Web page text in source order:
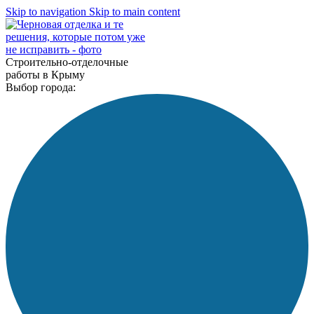
Skip to navigation Skip to main content
Строительно-отделочные
работы в Крыму
Выбор города: